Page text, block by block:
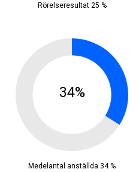
Rörelseresultat 25 %
34%
Medelantal anställda 34 %